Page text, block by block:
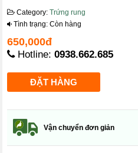
Category:Trứng rung
Tình trạng: Còn hàng
650,000đ
Hotline:0938.662.685
Vận chuyển đơn giản